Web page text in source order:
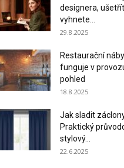
designera,
vyhnete...
29.8.2025
Restaurační
funguje v
pohled
18.8.2025
Jak sladit
Praktický
stylový...
22.6.2025